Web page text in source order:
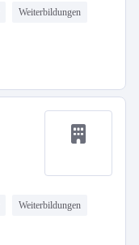
Weiterbildungen
Weiterbildungen